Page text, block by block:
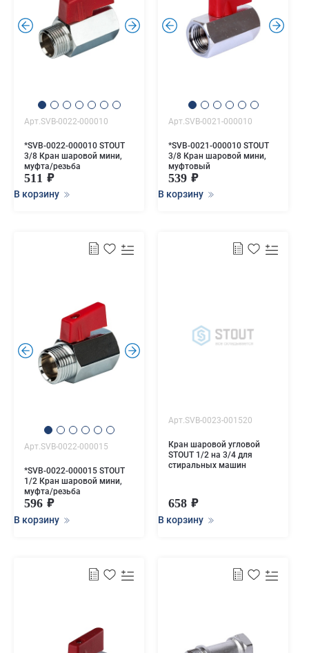
. .
Арт.SVB-0022-000010
*SVB-0022-000010 STOUT
3/8 Кран шаровой мини,
муфта/резьба
511
В корзину
. .
Арт.SVB-0021-000010
*SVB-0021-000010 STOUT
3/8 Кран шаровой мини,
муфтовый
539
В корзину
. .
Арт.SVB-0022-000015
*SVB-0022-000015 STOUT
1/2 Кран шаровой мини,
муфта/резьба
596
В корзину
Арт.SVB-0023-001520
Кран шаровой угловой
STOUT 1/2 на 3/4 для
стиральных машин
658
В корзину